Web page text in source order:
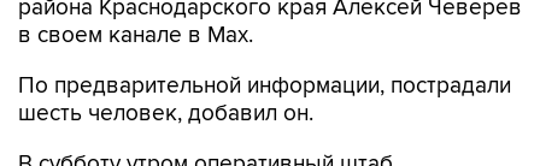
По предварительной информации, пострадали
В субботу утром оперативный штаб